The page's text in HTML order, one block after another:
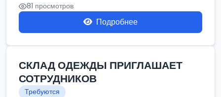
81 просмотров
Подробнее
СКЛАД ОДЕЖДЫ ПРИГЛАШАЕТ
СОТРУДНИКОВ
Требуются